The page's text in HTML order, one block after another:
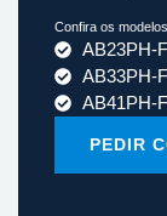
Confira os
AB23PH-F
AB33PH-F
AB41PH-F
PEDIR